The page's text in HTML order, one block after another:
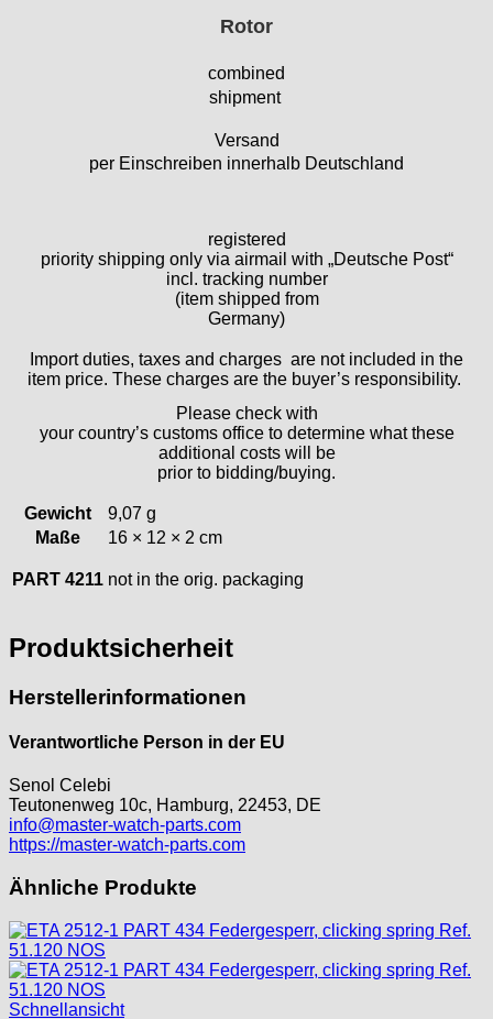
FB „Förster"
GUB "Glashütter Uhrenbetrieb"
HB "Hermann Becker"
Helvetia
HF Bauer
HPP „Henzi & Pfaff"
Intese
ISA
Junghans
KF Grana
Kienzle
Lorsa
MSR
MST Roamer
ORC
Osco
Otero
PUW
RL „Ronda"
ST "Standard "
Tissot
Rotor
combined
shipment
Versand
per Einschreiben innerhalb Deutschland
registered
priority shipping only via airmail with „Deutsche Post“
incl. tracking number
(item shipped from
Germany)
Import duties, taxes and charges are not included in the
item price. These charges are the buyer’s responsibility.
Please check with
your country’s customs office to determine what these
additional costs will be
prior to bidding/buying.
Gewicht
9,07 g
Maße
16 × 12 × 2 cm
PART 4211 not in the orig. packaging
Produktsicherheit
Herstellerinformationen
Verantwortliche Person in der EU
Senol Celebi
Teutonenweg 10c, Hamburg, 22453, DE
info@master-watch-parts.com
https://master-watch-parts.com
Ähnliche Produkte
Schnellansicht